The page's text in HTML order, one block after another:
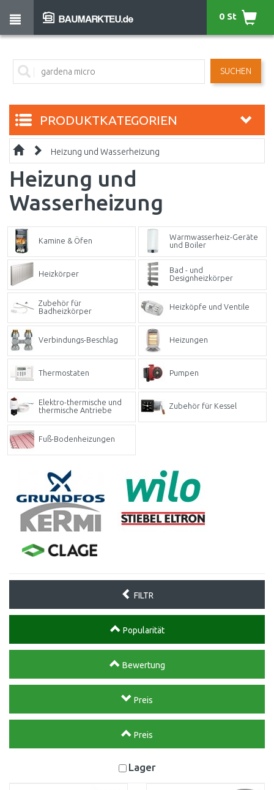
SUCHEN
0 St
PRODUKTKATEGORIEN
Heizung und Wasserheizung
Heizung und
Wasserheizung
Kamine & Öfen
Warmwasserheiz-Geräte
und Boiler
Heizkörper
Bad - und
Designheizkörper
Zubehör für
Badheizkörper
Heizköpfe und Ventile
Verbindungs-Beschlag Heizungen
Thermostaten Pumpen
Elektro-thermische und
thermische Antriebe
Zubehör für Kessel
Fuß-Bodenheizungen
FILTR
Popularität
Bewertung
Preis
Preis
Lager